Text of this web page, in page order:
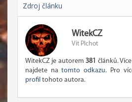
Zdroj článku
WitekCZ
Vít Plchot
WitekCZ je autorem381 článků.
najdete natomto odkazu. Pro
profil tohoto autora.